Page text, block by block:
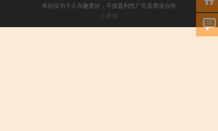
本站仅为个人兴趣爱好，不接盈利性广告及商业合作
小男孩